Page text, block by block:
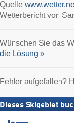
Quelle
Wetterbericht von
Wünschen Sie das
die Lösung »
Fehler aufgefallen?
Dieses Skigebiet